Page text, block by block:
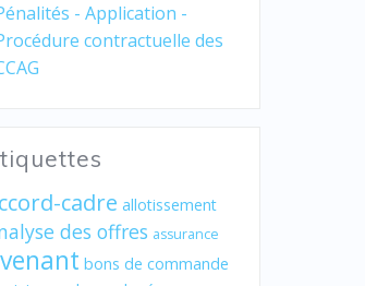
- Application -
contractuelle des
cadre allotissement
des offres assurance
bons de commande